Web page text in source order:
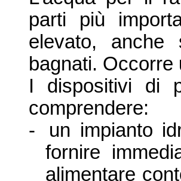
parti più
elevato,
bagnati.
I dispositivi di
comprendere:
-
un impianto
fornire
alimentare